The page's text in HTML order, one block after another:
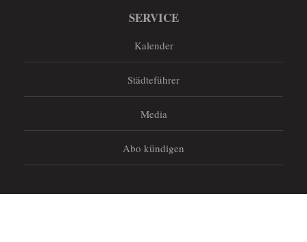
SERVICE
Kalender
Städteführer
Media
Abo kündigen